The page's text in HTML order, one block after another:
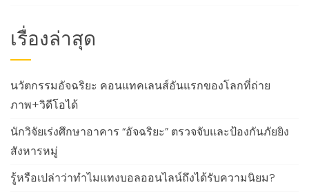
เรื่องล่าสุด
นวัตกรรมอัจฉริยะ คอนแทคเลนส์อันแรกของโลกที่ถ่าย
ภาพ+วิดีโอได้
นักวิจัยเร่งศึกษาอาคาร “อัจฉริยะ” ตรวจจับและป้องกันภัยยิง
สังหารหมู่
รู้หรือเปล่าว่าทำไมแทงบอลออนไลน์ถึงได้รับความนิยม?